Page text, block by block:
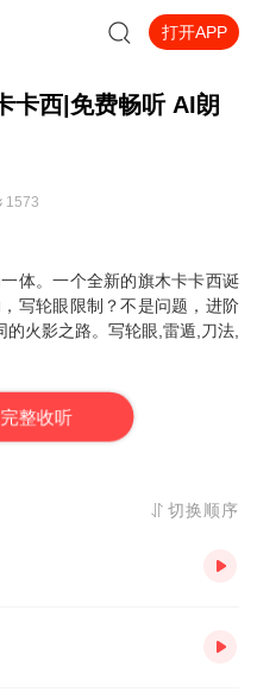
打开APP
卡西|免费畅听 AI朗
1573
体。一个全新的旗木卡卡西诞
写轮眼限制？不是问题，进阶
的火影之路。写轮眼,雷遁,刀法,
整收听
切换顺序